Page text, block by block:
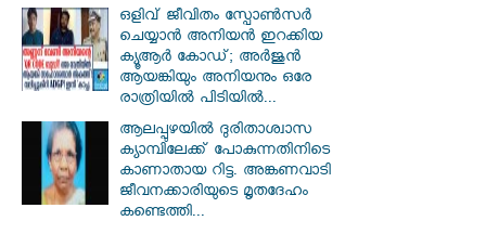
ഒളിവ് ജീവിതം സ്പോൺസർ
ചെയ്യാൻ അനിയൻ ഇറക്കിയ
ക്യൂആർ കോഡ്; അർജുൻ
ആയങ്കിയും അനിയനും ഒരേ
രാത്രിയിൽ പിടിയിൽ...
ആലപ്പുഴയിൽ ​ദുരിതാശ്വാസ
ക്യാമ്പിലേക്ക് പോകുന്നതിനിടെ
കാണാതായ റിട്ട. അങ്കണവാടി
ജീവനക്കാരിയുടെ മൃതദേഹം
കണ്ടെത്തി...